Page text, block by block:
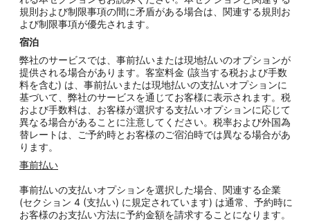
規則および制限事項の間に矛盾がある場合は、関連する規則お
よび制限事項が優先されます。
宿泊
弊社のサービスでは、事前払いまたは現地払いのオプションが
提供される場合があります。客室料金 (該当する税および手数
料を含む) は、事前払いまたは現地払いの支払いオプションに
基づいて、弊社のサービスを通じてお客様に表示されます。税
および手数料は、お客様が選択する支払いオプションに応じて
異なる場合があることに注意してください。税率および外国為
替レートは、ご予約時とお客様のご宿泊時では異なる場合があ
ります。
事前払い
事前払いの支払いオプションを選択した場合、関連する企業
(セクション 4 (支払い) に規定されています) は通常、予約時に
お客様のお支払い方法に予約金額を請求することになります。